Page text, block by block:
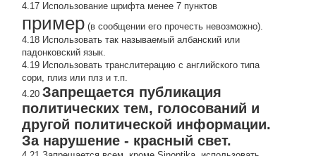
4.17 Использование шрифта менее 7 пунктов
пример (в сообщении его прочесть невозможно).
4.18 Использовать так называемый албанский или
падонковский язык.
4.19 Использовать транслитерацию с английского типа
сори, плиз или плз и т.п.
4.20Запрещается публикация
политических тем, голосований и
другой политической информации.
За нарушение - красный свет.